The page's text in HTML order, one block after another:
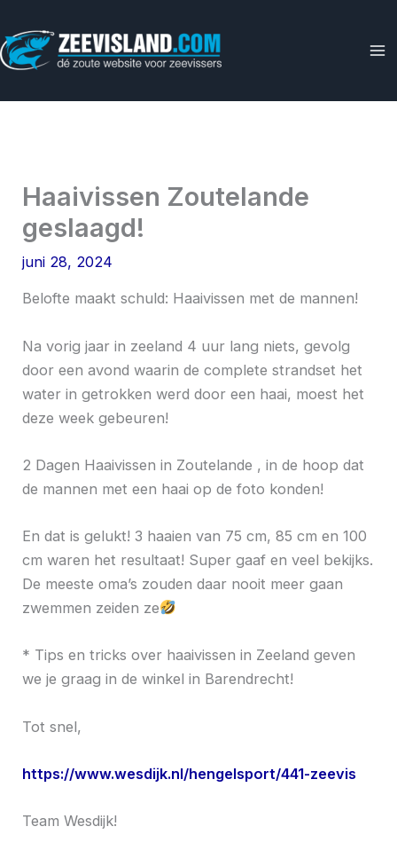
naar
de
Haaivissen Zoutelande
geslaagd!
juni 28, 2024
Belofte maakt schuld: Haaivissen met de mannen!
Na vorig jaar in zeeland 4 uur lang niets, gevolg
door een avond waarin de complete strandset het
water in getrokken werd door een haai, moest het
deze week gebeuren!
2 Dagen Haaivissen in Zoutelande , in de hoop dat
de mannen met een haai op de foto konden!
En dat is gelukt! 3 haaien van 75 cm, 85 cm en 100
cm waren het resultaat! Super gaaf en veel bekijks.
De meeste oma’s zouden daar nooit meer gaan
zwemmen zeiden ze
* Tips en tricks over haaivissen in Zeeland geven
we je graag in de winkel in Barendrecht!
Tot snel,
https://www.wesdijk.nl/hengelsport/441-zeevis
Team Wesdijk!